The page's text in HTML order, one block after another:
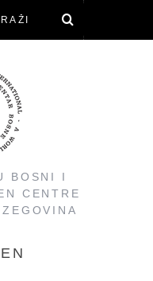
BOSNI I
CENTRE